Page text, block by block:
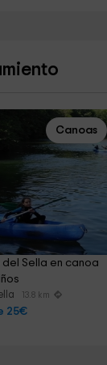
Canoas
del Sella en canoa
13.8 km
25€